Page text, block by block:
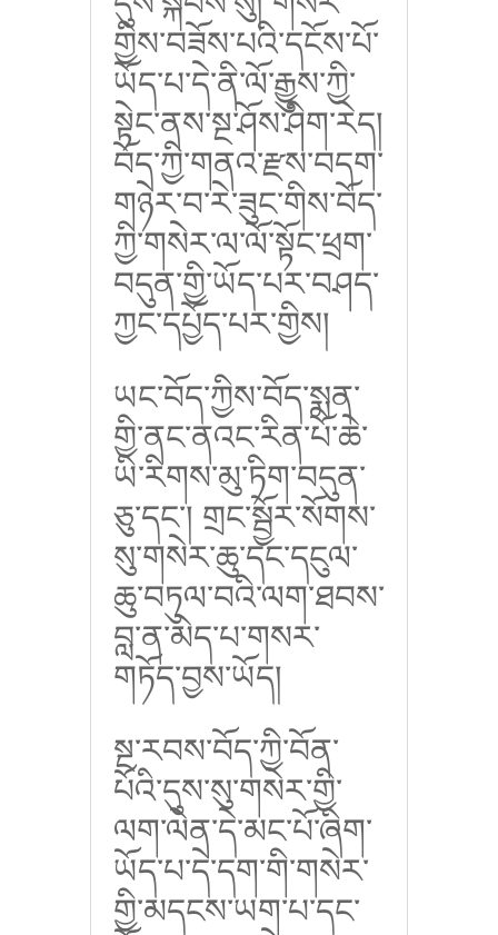
གྱིས་བཟོས་པའི་དངོས་པོ་
ཡོད་པ་དེ་ནི་ལོ་རྒྱུས་ཀྱི་
སྟེང་ནས་སྔ་ཤོས་ཤིག་རེད།
བོད་ཀྱི་གནའ་རྫས་བདག་
གཉེར་བ་རེ་ཟུང་གིས་བོད་
ཀྱི་གསེར་ལ་ལོ་སྟོང་ཕྲག་
བདུན་གྱི་ཡོད་པར་བཤད་
ཀྱང་དཔྱོད་པར་གྱིས།
ཡང་བོད་ཀྱིས་བོད་སྨན་
གྱི་ནང་ནའང་རིན་པོ་ཆེ་
ཡི་རིགས་མུ་ཏིག་བདུན་
ཅུ་དང་། གྲང་སྦྱོར་སོགས་
སུ་གསེར་ཆུ་དང་དངུལ་
ཆུ་བཏུལ་བའི་ལག་ཐབས་
བླ་ན་མེད་པ་གསར་
གཏོད་བྱས་ཡོད།
སྔ་རབས་བོད་ཀྱི་བོན་
པོའི་དུས་སུ་གསེར་གྱི་
ལག་ལེན་དེ་མང་པོ་ཞིག་
ཡོད་པ་དེ་དག་གི་གསེར་
གྱི་མདངས་ཡག་པ་དང་